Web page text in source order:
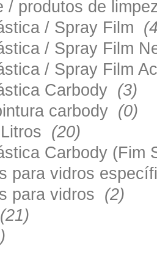
/ produtos de
/ Spray Film
/ Spray Film
/ Spray Film
Carbody (3)
carbody (0)
(20)
Carbody
para vidros
para vidros (2)
(21)